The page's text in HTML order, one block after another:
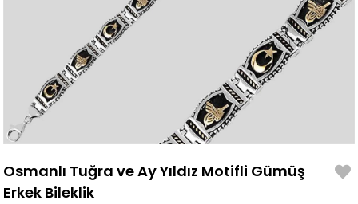
Osmanlı Tuğra ve Ay Yıldız Motifli Gümüş
Erkek Bileklik